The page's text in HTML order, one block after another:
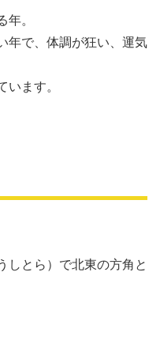
年。
年で、体調が狂い、運気
います。
しとら）で北東の方角と